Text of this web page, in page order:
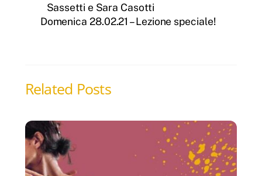
Sassetti e Sara Casotti
Domenica 28.02.21 – Lezione speciale!
Related Posts